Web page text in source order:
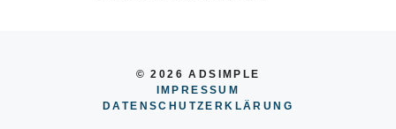
© 2026 ADSIMPLE
IMPRESSUM
DATENSCHUTZERKLÄRUNG